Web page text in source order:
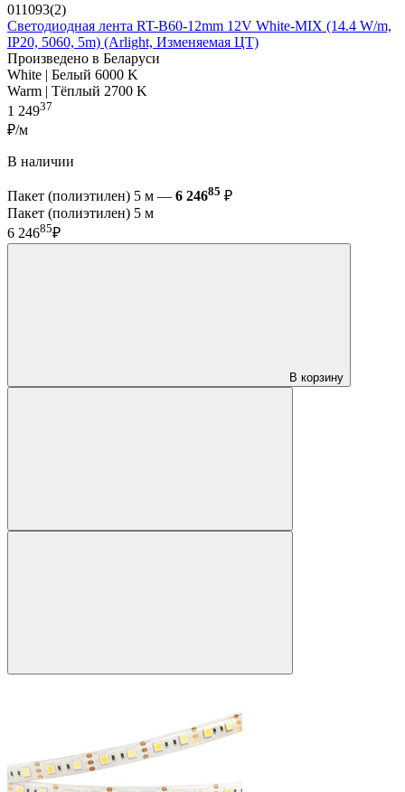
011093(2)
Светодиодная лента RT-B60-12mm 12V White-MIX (14.4 W/m,
IP20, 5060, 5m) (Arlight, Изменяемая ЦТ)
Произведено в Беларуси
White | Белый 6000 K
Warm | Тёплый 2700 K
1 24937
₽/м
В наличии
Пакет (полиэтилен) 5 м — 6 24685 ₽
Пакет (полиэтилен) 5 м
6 24685₽
В корзину